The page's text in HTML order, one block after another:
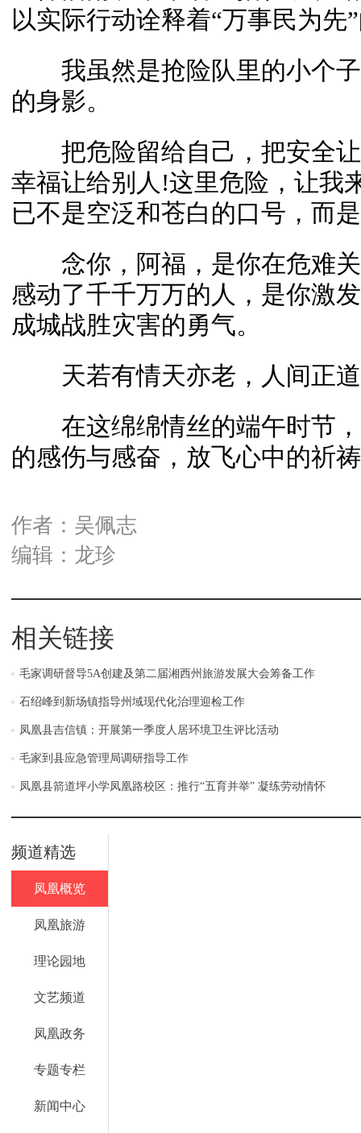
以实际行动诠释着“万事民为先
我虽然是抢险队里的小个子
的身影。
把危险留给自己，把安全让
幸福让给别人!这里危险，让我
已不是空泛和苍白的口号，而
念你，阿福，是你在危难关
感动了千千万万的人，是你激
成城战胜灾害的勇气。
天若有情天亦老，人间正道
在这绵绵情丝的端午时节，
的感伤与感奋，放飞心中的祈
作者：吴佩志
编辑：龙珍
相关链接
毛家调研督导5A创建及第二届湘西州旅游发展大会筹备工作
石绍峰到新场镇指导州域现代化治理迎检工作
凤凰县吉信镇：开展第一季度人居环境卫生评比活动
毛家到县应急管理局调研指导工作
凤凰县箭道坪小学凤凰路校区：推行“五育并举” 凝练劳动情怀
频道精选
凤凰概览
凤凰旅游
理论园地
文艺频道
凤凰政务
专题专栏
新闻中心